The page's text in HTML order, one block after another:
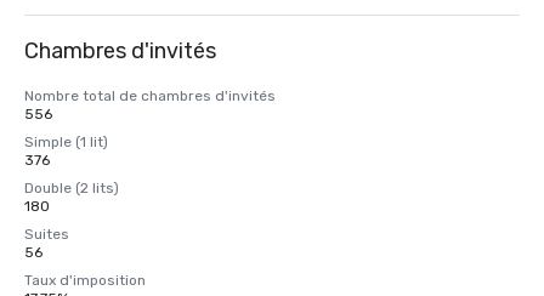
Chambres d'invités
Nombre total de chambres d'invités
556
Simple (1 lit)
376
Double (2 lits)
180
Suites
56
Taux d'imposition